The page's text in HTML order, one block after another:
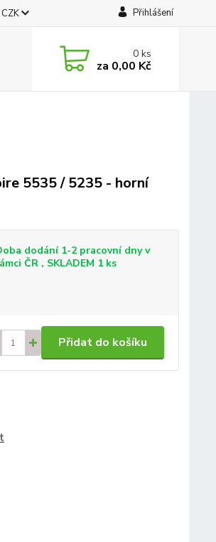
CZK Přihlášení
0ks
za 0,00 Kč
5535 / 5235 - horní
dodání 1-2 pracovní dny v
ČR , SKLADEM 1 ks
Přidat do košíku